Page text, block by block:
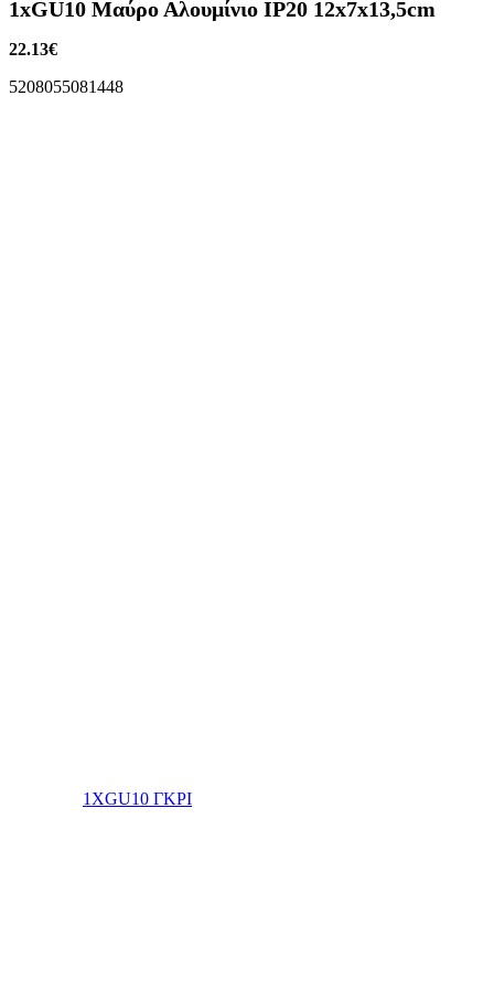
1xGU10 Μαύρο Αλουμίνιο IP20 12x7x13,5cm
22.13€
5208055081448
1XGU10 ΓΚΡΙ